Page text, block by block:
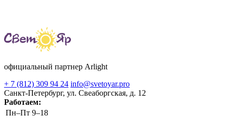
официальный партнер Arlight
+ 7 (812) 309 94 24 info@svetoyar.pro
Санкт-Петербург, ул. Свеаборгская, д. 12
Работаем:
Пн–Пт 9–18